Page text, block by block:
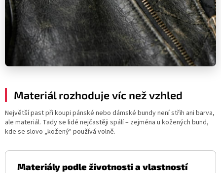
Materiál rozhoduje víc než vzhled
Největší past při koupi pánské nebo dámské bundy není střih ani barva,
ale materiál. Tady se lidé nejčastěji spálí – zejména u kožených bund,
kde se slovo „kožený" používá volně.
Materiály podle životnosti a vlastností